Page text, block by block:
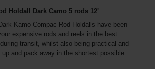
Holdall Dark Camo 5 rods 12'
Kamo Compac Rod Holdalls have been
expensive rods and reels in the best
transit, whilst also being practical and
and pack away in the shortest possible